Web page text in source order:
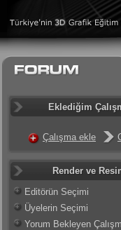
Eklediğim
Çalışma ekle
Render ve
Editörün Seçimi
Üyelerin Seçimi
Yorum Bekleyen